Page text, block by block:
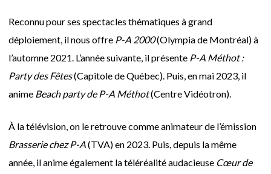
Reconnu pour ses spectacles thématiques à grand
déploiement, il nous offre P-A 2000(Olympia de Montréal) à
l’automne 2021. L’année suivante, il présente P-A Méthot :
Party des Fêtes(Capitole de Québec). Puis, en mai 2023, il
anime Beach party de P-A Méthot(Centre Vidéotron).
À la télévision, on le retrouve comme animateur de l’émission
Brasserie chez P-A(TVA) en 2023. Puis, depuis la même
année, il anime également la téléréalité audacieuse Cœur de